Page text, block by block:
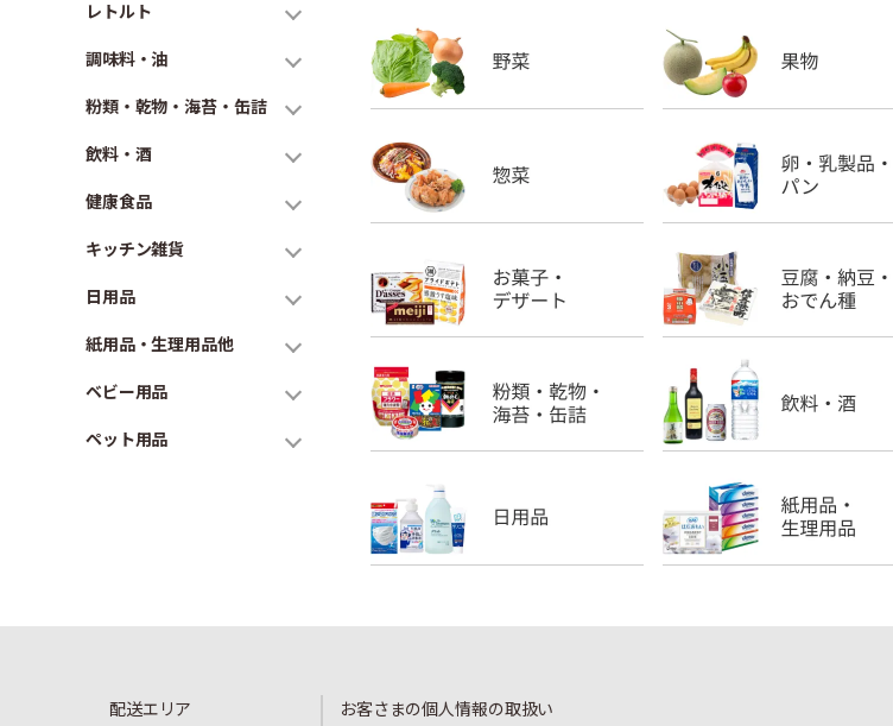
レトルト
調味料・油
粉類・乾物・海苔・缶詰
飲料・酒
健康食品
キッチン雑貨
日用品
紙用品・生理用品他
ベビー用品
ペット用品
配送エリア
お客さまの個人情報の取扱い